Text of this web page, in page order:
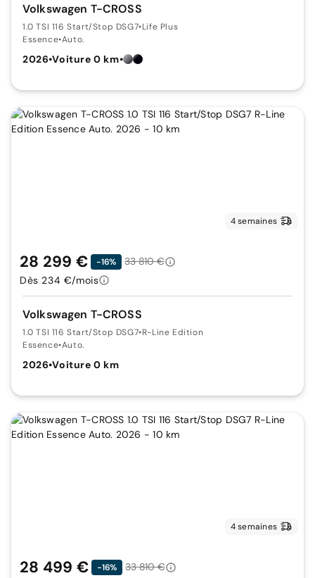
Volkswagen T-CROSS
1.0 TSI 116 Start/Stop DSG7•Life Plus
Essence•Auto.
2026•Voiture 0 km•
4 semaines
Volkswagen T-CROSS
1.0 TSI 116 Start/Stop DSG7•R-Line Edition
Essence•Auto.
2026•Voiture 0 km
28 299 € -16%
33 810 €
Dès 234 €/mois
4 semaines
28 499 € -16%
33 810 €